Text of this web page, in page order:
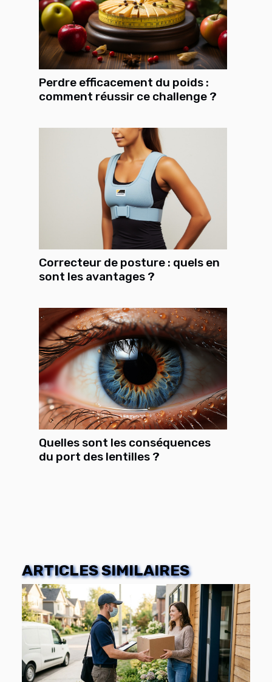
Perdre efficacement du poids :
comment réussir ce challenge ?
Correcteur de posture : quels en
sont les avantages ?
Quelles sont les conséquences
du port des lentilles ?
ARTICLES SIMILAIRES